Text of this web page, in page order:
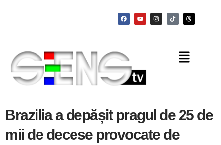
Brazilia a depășit pragul de 25 de
mii de decese provocate de